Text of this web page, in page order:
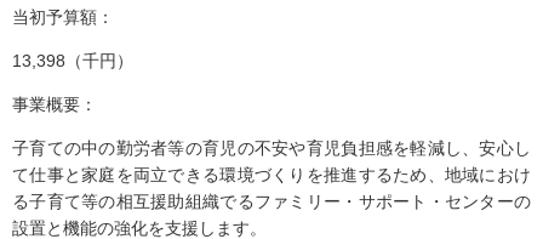
当初予算額：
13,398（千円）
事業概要：
子育ての中の勤労者等の育児の不安や育児負担感を軽減し、安心し
て仕事と家庭を両立できる環境づくりを推進するため、地域におけ
る子育て等の相互援助組織でるファミリー・サポート・センターの
設置と機能の強化を支援します。